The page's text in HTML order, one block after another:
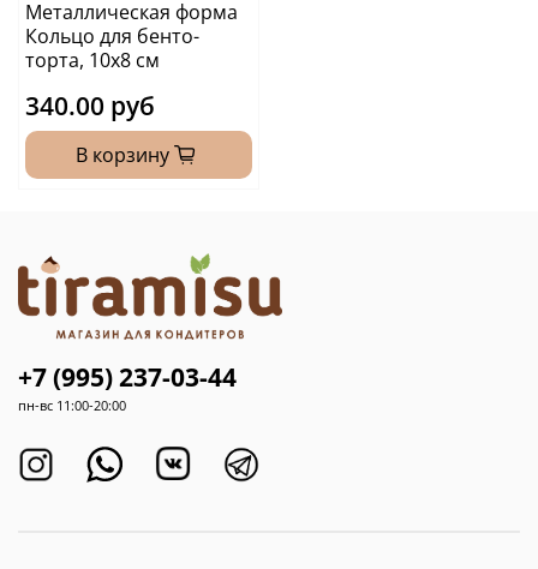
Металлическая форма
Кольцо для бенто-
торта, 10х8 см
340.00 руб
В корзину
+7 (995) 237-03-44
пн-вс 11:00-20:00